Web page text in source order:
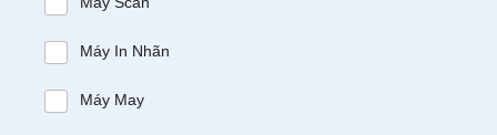
Máy In Nhãn
Máy May